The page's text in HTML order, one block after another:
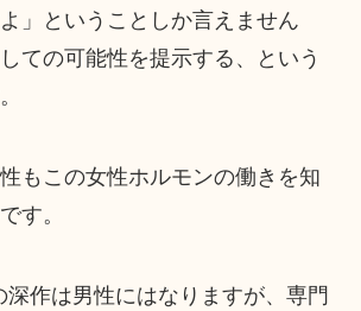
」ということしか言えません
ての可能性を提示する、という
もこの女性ホルモンの働きを知
す。
深作は男性にはなりますが、専門